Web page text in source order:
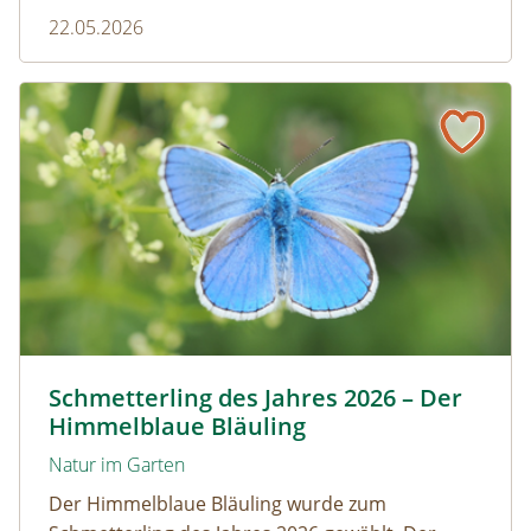
Wer sie im Garten stehen lässt, fördert die
Artenvielfalt.
22.05.2026
Schmetterling des Jahres 2026 – Der
Himmelblaue Bläuling
Natur im Garten
Der Himmelblaue Bläuling wurde zum
Schmetterling des Jahres 2026 – Der Himmelblaue